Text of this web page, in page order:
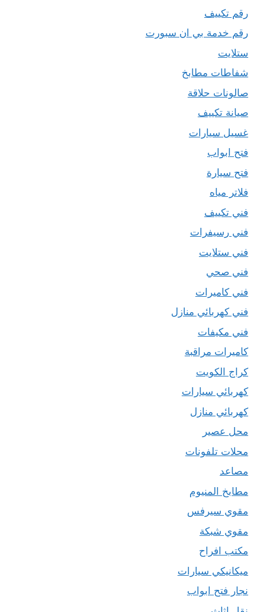
رقم تكييف
رقم خدمة بي ان سبورت
ستلايت
شفاطات مطابخ
صالونات حلاقة
صيانة تكييف
غسيل سيارات
فتح ابواب
فتح سيارة
فلاتر مياه
فني تكييف
فني رسيفرات
فني ستلايت
فني صحي
فني كاميرات
فني كهربائي منازل
فني مكيفات
كاميرات مراقبة
كراج الكويت
كهربائي سيارات
كهربائي منازل
محل عصير
محلات تلفونات
مصاعد
مطابخ المنيوم
مقوي سيرفس
مقوي شبكة
مكتب افراح
ميكانيكي سيارات
نجار فتح ابواب